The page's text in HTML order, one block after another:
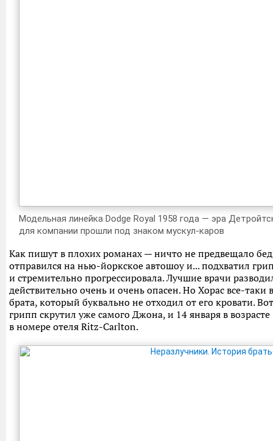
Модельная линейка Dodge Royal 1958 года — эра
для компании прошли под знаком мускул-каров
Как пишут в плохих романах — ничто не предвещало
отправился на нью-йоркское автошоу и... подхватил
и стремительно прогрессировала. Лучшие врачи
действительно очень и очень опасен. Но Хорас все-
брата, который буквально не отходил от его кровати.
грипп скрутил уже самого Джона, и 14 января в
в номере отеля Ritz-Carlton.